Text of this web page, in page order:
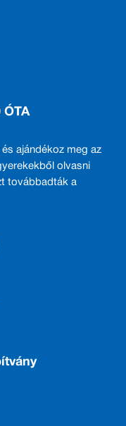
ÓTA
ajándékoz meg az
olvasni
továbbadták a